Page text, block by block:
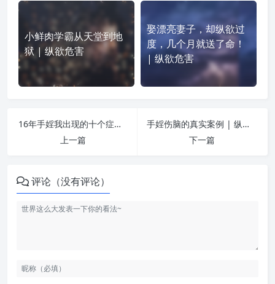
小鲜肉学霸从天堂到地
狱 | 纵欲危害
娶漂亮妻子，却纵欲过
度，几个月就送了命！
| 纵欲危害
16年手婬我出现的十个症状 | 纵欲危害
上一篇
手婬伤脑的真实案例 | 纵欲危害
下一篇
评论（没有评论）